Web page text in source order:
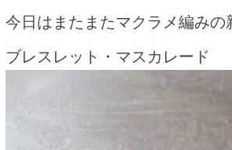
今日はまたまたマクラメ編み
ブレスレット・マスカレード